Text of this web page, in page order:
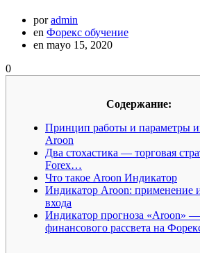
poradmin
en Форекс обучение
en mayo 15, 2020
0
Содержание:
Принцип работы и параметры
Aroon
Два стохастика — торговая
Forex…
Что такое Aroon Индикатор
Индикатор Aroon: применение
входа
Индикатор прогноза «Aroon»
финансового рассвета на